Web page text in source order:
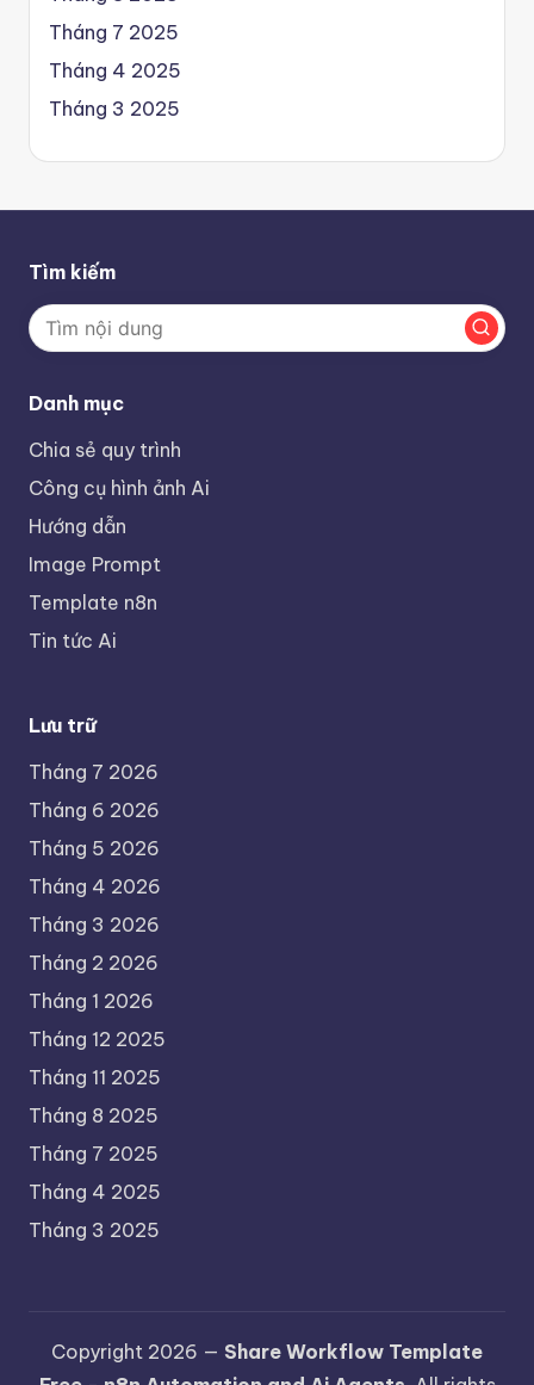
Tháng 7 2025
Tháng 4 2025
Tháng 3 2025
Tìm kiếm
Danh mục
Chia sẻ quy trình
Công cụ hình ảnh Ai
Hướng dẫn
Image Prompt
Template n8n
Tin tức Ai
Lưu trữ
Tháng 7 2026
Tháng 6 2026
Tháng 5 2026
Tháng 4 2026
Tháng 3 2026
Tháng 2 2026
Tháng 1 2026
Tháng 12 2025
Tháng 11 2025
Tháng 8 2025
Tháng 7 2025
Tháng 4 2025
Tháng 3 2025
Copyright 2026 — Share Workflow Template